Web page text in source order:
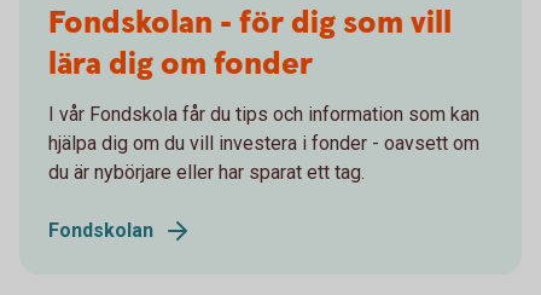
Fondskolan - för dig som vill
lära dig om fonder
I vår Fondskola får du tips och information som kan
hjälpa dig om du vill investera i fonder - oavsett om
du är nybörjare eller har sparat ett tag.
Fondskolan